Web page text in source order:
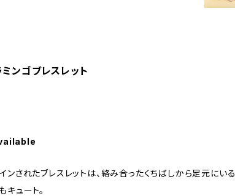
ンゴブレスレット
ンされたブレスレットは、絡み合ったくちばしから足元にいる
ュート。